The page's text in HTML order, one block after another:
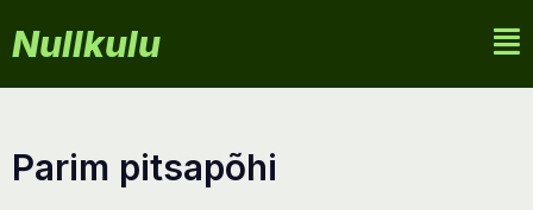
Nullkulu
parim pitsapõhi